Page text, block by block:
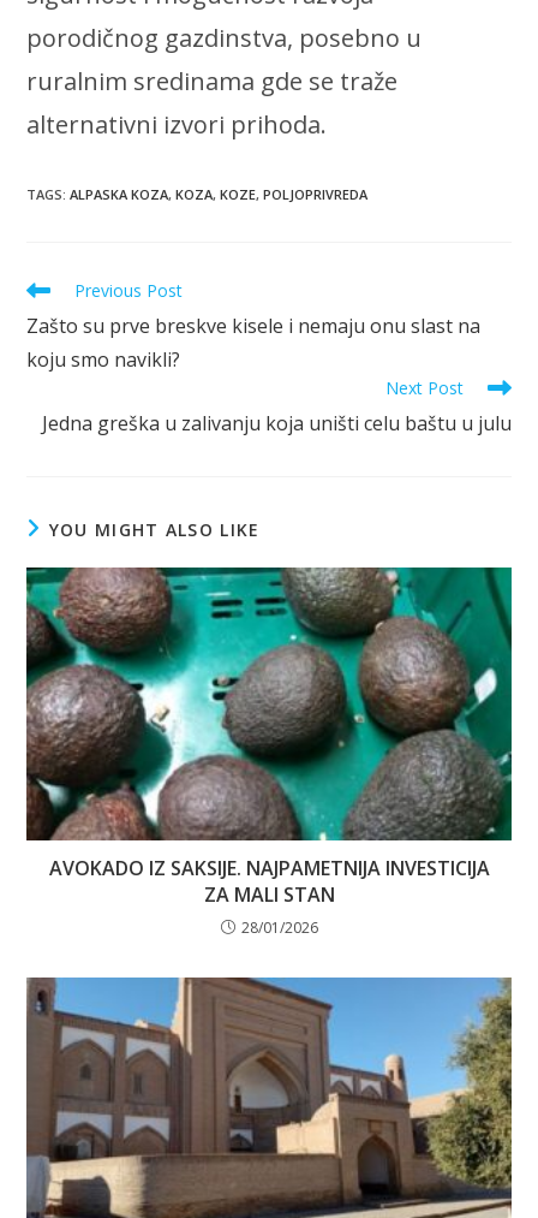
porodičnog gazdinstva, posebno u
ruralnim sredinama gde se traže
alternativni izvori prihoda.
TAGS:ALPASKA KOZA, KOZA, KOZE, POLJOPRIVREDA
Read
articles
Previous Post
Zašto su prve breskve kisele i nemaju onu slast na
koju smo navikli?
Next Post
Jedna greška u zalivanju koja uništi celu baštu u julu
YOU MIGHT ALSO LIKE
AVOKADO IZ SAKSIJE. NAJPAMETNIJA INVESTICIJA
ZA MALI STAN
28/01/2026